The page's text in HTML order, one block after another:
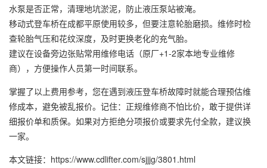
水泵是否正常，清理地坑淤泥，防止液压泵站被淹。
移动式登车桥在成都平原使用较多，但要注意轮胎磨损。维修时检
查轮胎气压和花纹深度，及时更换老化的充气胎。
建议在设备旁边张贴常用维修电话（原厂+1-2家本地专业维修
商），方便操作人员第一时间联系。
掌握了以上费用参考，您在遇到液压登车桥故障时就能合理预估维
修成本，避免被乱报价。记住：正规维修商不怕比价，敢于提供详
细报价单和质保。如果对方拒绝分项报价或要求先付全款，建议换
一家。
本文链接：https://www.cdlifter.com/sjjjg/3801.html